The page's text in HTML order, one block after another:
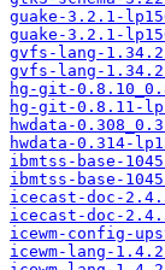
guake-3.2.1-
guake-3.2.1-
gvfs-lang-
gvfs-lang-
hg-git-
hg-git-0.8.11-
hwdata-
hwdata-0.314-
ibmtss-base-
ibmtss-base-
icecast-doc-
icecast-doc-
icewm-config-
icewm-lang-